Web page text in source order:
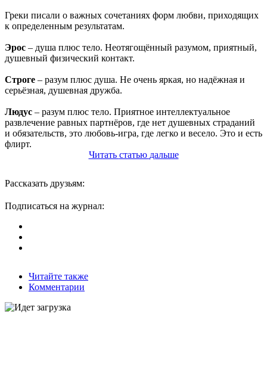
Греки писали о важных сочетаниях форм любви, приходящих
к определенным результатам.
Эрос – душа плюс тело. Неотягощённый разумом, приятный,
душевный физический контакт.
Строге – разум плюс душа. Не очень яркая, но надёжная и
серьёзная, душевная дружба.
Людус – разум плюс тело. Приятное интеллектуальное
развлечение равных партнёров, где нет душевных страданий
и обязательств, это любовь-игра, где легко и весело. Это и есть
флирт.
Читать статью дальше
Рассказать друзьям:
Подписаться на журнал:
Читайте также
Комментарии